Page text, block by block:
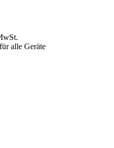
alle Geräte